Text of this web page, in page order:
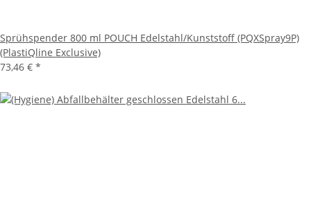
Sprühspender 800 ml POUCH Edelstahl/Kunststoff (PQXSpray9P)
(PlastiQline Exclusive)
73,46 € *